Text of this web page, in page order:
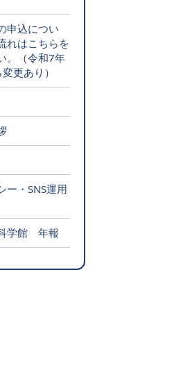
申込につい
れはこちらを
。（令和7年
更あり）
ー・SNS運用
学館 年報